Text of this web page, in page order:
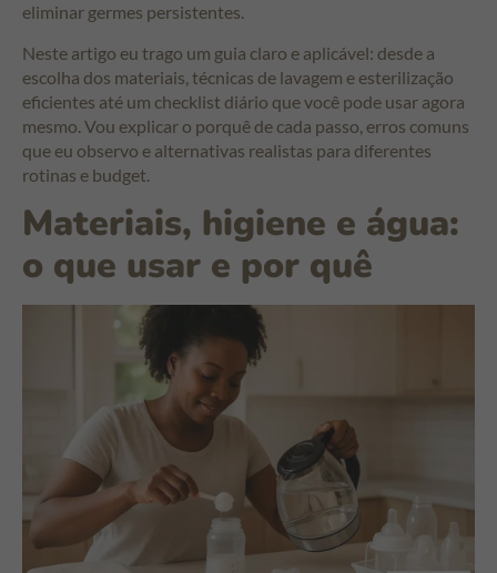
eliminar germes persistentes.
Neste artigo eu trago um guia claro e aplicável: desde a
escolha dos materiais, técnicas de lavagem e esterilização
eficientes até um checklist diário que você pode usar agora
mesmo. Vou explicar o porquê de cada passo, erros comuns
que eu observo e alternativas realistas para diferentes
rotinas e budget.
Materiais, higiene e água:
o que usar e por quê